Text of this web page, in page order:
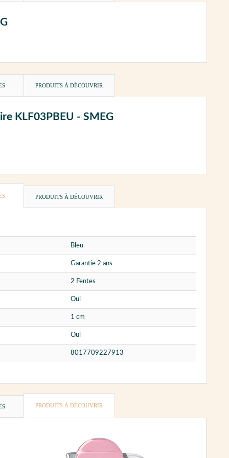
PRODUITS À DÉCOUVRIR
KLF03PBEU - SMEG
PRODUITS À DÉCOUVRIR
Bleu
Garantie 2 ans
2 Fentes
Oui
1 cm
Oui
8017709227913
PRODUITS À DÉCOUVRIR